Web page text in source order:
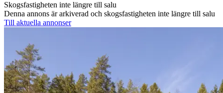
Skogsfastigheten inte längre till salu
Denna annons är arkiverad och skogsfastigheten inte längre till salu
Till aktuella annonser